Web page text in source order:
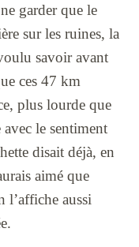
garder que le
sur les ruines, la
savoir avant
ces 47 km
plus lourde que
le sentiment
disait déjà, en
aimé que
l’affiche aussi